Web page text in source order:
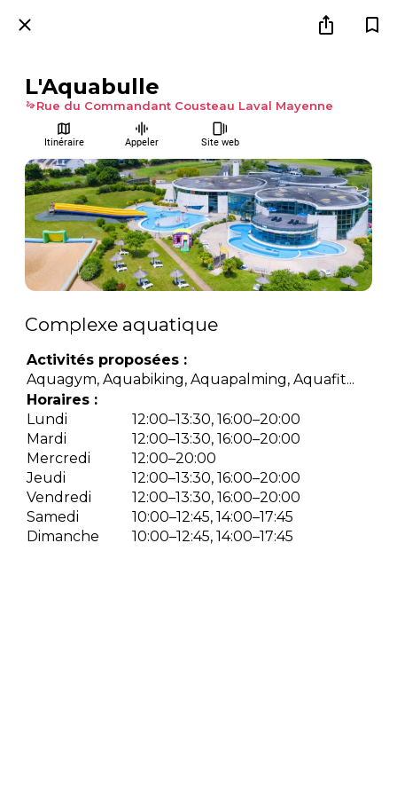
L'Aquabulle
Rue du Commandant Cousteau Laval Mayenne
Itinéraire Appeler Site web
Complexe aquatique
Activités proposées :
Aquagym, Aquabiking, Aquapalming, Aquafit...
Horaires :
Lundi
12:00–13:30, 16:00–20:00
Mardi
12:00–13:30, 16:00–20:00
Mercredi
12:00–20:00
Jeudi
12:00–13:30, 16:00–20:00
Vendredi
12:00–13:30, 16:00–20:00
Samedi
10:00–12:45, 14:00–17:45
Dimanche
10:00–12:45, 14:00–17:45